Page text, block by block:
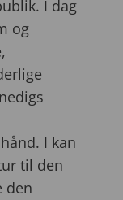
I dag
og
I kan
til den
den